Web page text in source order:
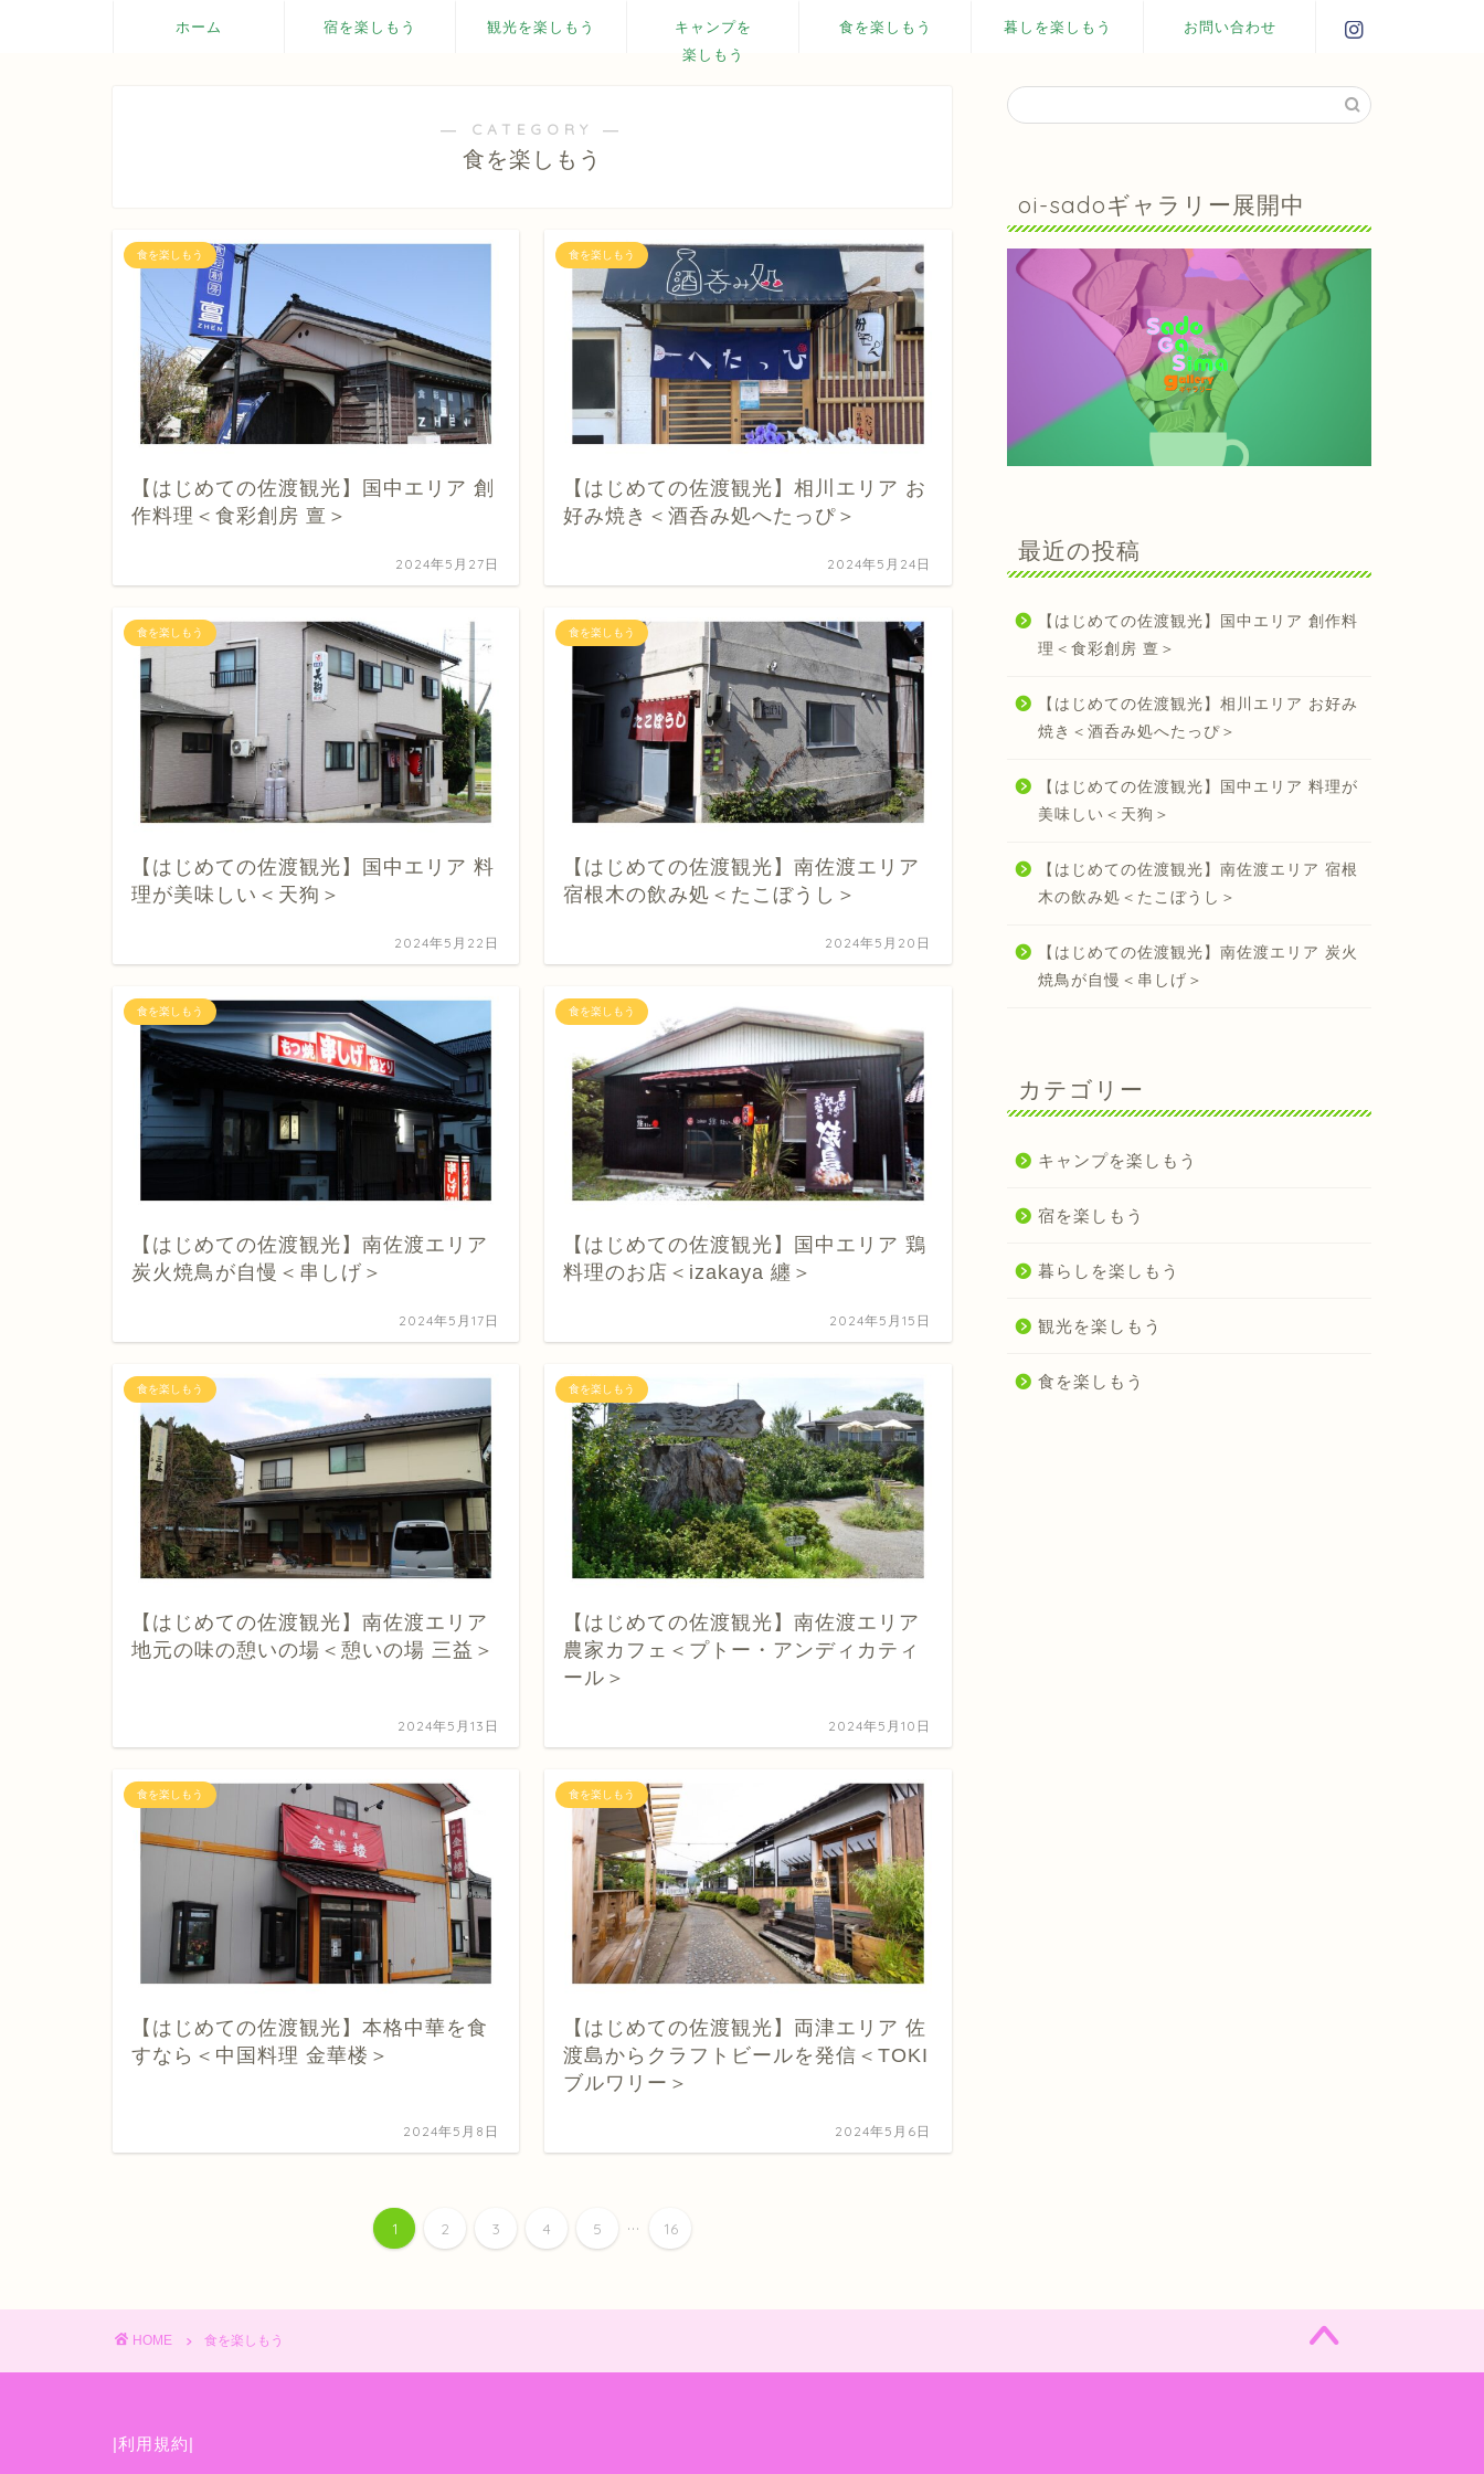
ホーム 宿を楽しもう 観光を楽しもう
キャンプを
楽しもう
食を楽しもう 暮しを楽しもう お問い合わせ
― CATEGORY ―
食を楽しもう
食を楽しもう
【はじめての佐渡観光】国中エリア 創
作料理＜食彩創房 亶＞
2024年5月27日
食を楽しもう
【はじめての佐渡観光】相川エリア お
好み焼き＜酒呑み処へたっぴ＞
2024年5月24日
食を楽しもう
【はじめての佐渡観光】国中エリア 料
理が美味しい＜天狗＞
2024年5月22日
食を楽しもう
【はじめての佐渡観光】南佐渡エリア
宿根木の飲み処＜たこぼうし＞
2024年5月20日
食を楽しもう
【はじめての佐渡観光】南佐渡エリア
炭火焼鳥が自慢＜串しげ＞
2024年5月17日
食を楽しもう
【はじめての佐渡観光】国中エリア 鶏
料理のお店＜izakaya 纏＞
2024年5月15日
食を楽しもう
【はじめての佐渡観光】南佐渡エリア
地元の味の憩いの場＜憩いの場 三益＞
2024年5月13日
食を楽しもう
【はじめての佐渡観光】南佐渡エリア
農家カフェ＜プトー・アンディカティ
ール＞
2024年5月10日
食を楽しもう
【はじめての佐渡観光】本格中華を食
すなら＜中国料理 金華楼＞
2024年5月8日
食を楽しもう
【はじめての佐渡観光】両津エリア 佐
渡島からクラフトビールを発信＜TOKI
ブルワリー＞
2024年5月6日
1 2 3 4 5 ... 16
oi-sadoギャラリー展開中
最近の投稿
【はじめての佐渡観光】国中エリア 創作料
理＜食彩創房 亶＞
【はじめての佐渡観光】相川エリア お好み
焼き＜酒呑み処へたっぴ＞
【はじめての佐渡観光】国中エリア 料理が
美味しい＜天狗＞
【はじめての佐渡観光】南佐渡エリア 宿根
木の飲み処＜たこぼうし＞
【はじめての佐渡観光】南佐渡エリア 炭火
焼鳥が自慢＜串しげ＞
カテゴリー
キャンプを楽しもう
宿を楽しもう
暮らしを楽しもう
観光を楽しもう
食を楽しもう
HOME 食を楽しもう
|利用規約|